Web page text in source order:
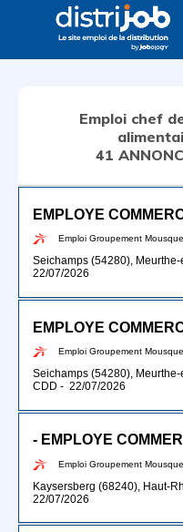
Emploi chef
41
EMPLOYE
Emploi Groupement
Seichamps (54280),
22/07/2026
EMPLOYE
Emploi Groupement
Seichamps (54280),
CDD - 22/07/2026
- EMPLOYE
Emploi Groupement
Kaysersberg (68240), Haut-
22/07/2026